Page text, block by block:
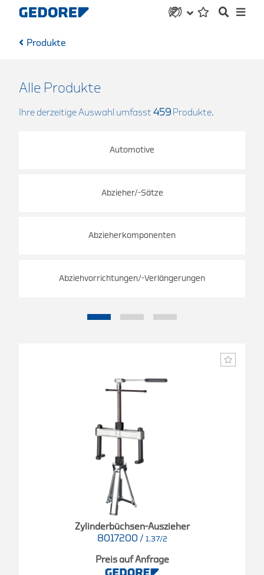
Produkte
Alle Produkte
Ihre derzeitige Auswahl umfasst 459 Produkte.
Automotive
Abzieher/-Sätze
Abzieherkomponenten
Abziehvorrichtungen/-Verlängerungen
Zylinderbüchsen-Auszieher
8017200 / 1.37/2
Preis auf Anfrage